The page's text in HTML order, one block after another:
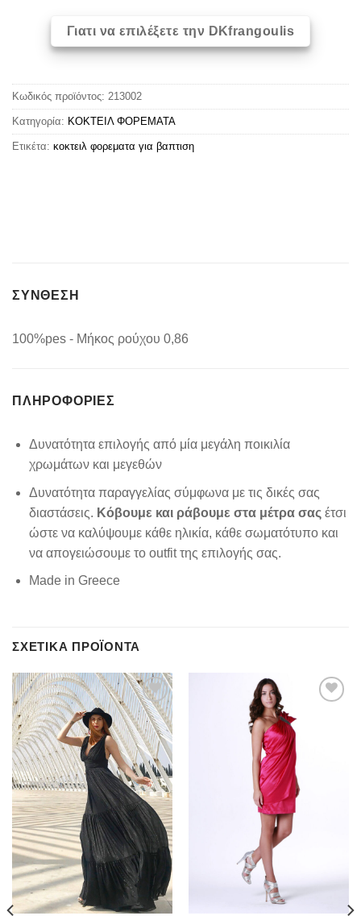
Γιατι να επιλέξετε την DKfrangoulis
Κωδικός προϊόντος: 213002
Κατηγορία: ΚΟΚΤΕΙΛ ΦΟΡΕΜΑΤΑ
Ετικέτα: κοκτειλ φορεματα για βαπτιση
ΣΥΝΘΕΣΗ
100%pes - Μήκος ρούχου 0,86
ΠΛΗΡΟΦΟΡΊΕΣ
Δυνατότητα επιλογής από μία μεγάλη ποικιλία
χρωμάτων και μεγεθών
Δυνατότητα παραγγελίας σύμφωνα με τις δικές σας
διαστάσεις. Κόβουμε και ράβουμε στα μέτρα σας έτσι
ώστε να καλύψουμε κάθε ηλικία, κάθε σωματότυπο και
να απογειώσουμε το outfit της επιλογής σας.
Made in Greece
ΣΧΕΤΙΚΆ ΠΡΟΪΌΝΤΑ
Add to
wishlist